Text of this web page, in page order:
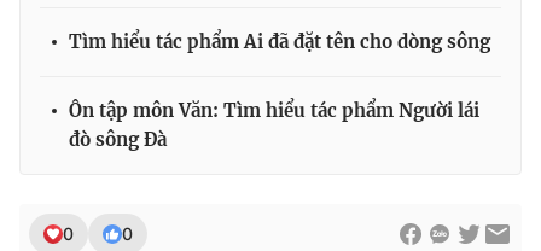
Thị trường 24h Tấm lòng Việt
VTV4 Vươn mình bằng AI
Liên hệ tòa soạn
Tìm hiểu tác phẩm Ai đã đặt tên cho dòng sông
Ôn tập môn Văn: Tìm hiểu tác phẩm Người lái
đò sông Đà
0 0